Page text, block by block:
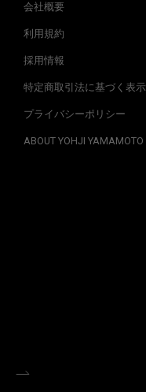
会社概要
利用規約
採用情報
特定商取引法に基づく表示
プライバシーポリシー
ABOUT YOHJI YAMAMOTO